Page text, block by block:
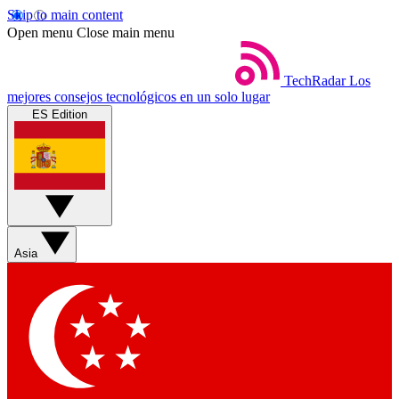
Skip to main content
Open menu Close main menu
TechRadar Los
mejores consejos tecnológicos en un solo lugar
ES Edition
Asia